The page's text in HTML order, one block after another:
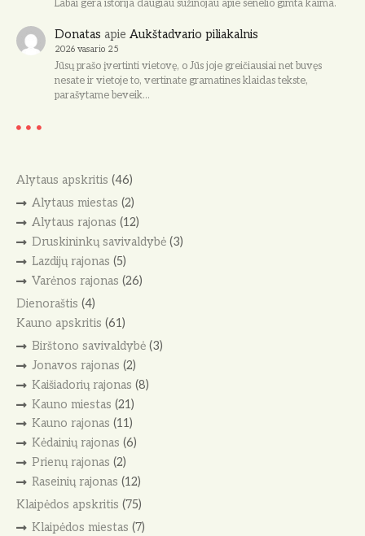
Labai gera istorija daugiau sužinojau apie senelio gimta kaima.
Donatas apie Aukštadvario piliakalnis
2026 vasario 25
Jūsų prašo įvertinti vietovę, o Jūs joje greičiausiai net buvęs
nesate ir vietoje to, vertinate gramatines klaidas tekste,
parašytame beveik…
Alytaus apskritis (46)
Alytaus miestas (2)
Alytaus rajonas (12)
Druskininkų savivaldybė(3)
Lazdijų rajonas (5)
Varėnos rajonas (26)
Dienoraštis (4)
Kauno apskritis (61)
Birštono savivaldybė(3)
Jonavos rajonas (2)
Kaišiadorių rajonas (8)
Kauno miestas (21)
Kauno rajonas (11)
Kėdainių rajonas (6)
Prienų rajonas (2)
Raseinių rajonas (12)
Klaipėdos apskritis (75)
Klaipėdos miestas (7)